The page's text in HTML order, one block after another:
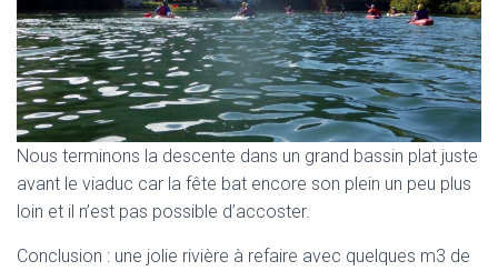
Nous terminons la descente dans un grand bassin plat juste
avant le viaduc car la fête bat encore son plein un peu plus
loin et il n’est pas possible d’accoster.
Conclusion : une jolie rivière à refaire avec quelques m3 de